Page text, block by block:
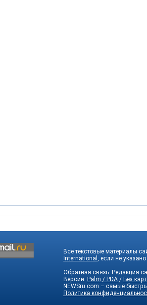
Все текстовые материалы
International , если не
Обратная связь: Редакция
Версии: Palm / PDA / Без
NEWSru.com – самые
Политика